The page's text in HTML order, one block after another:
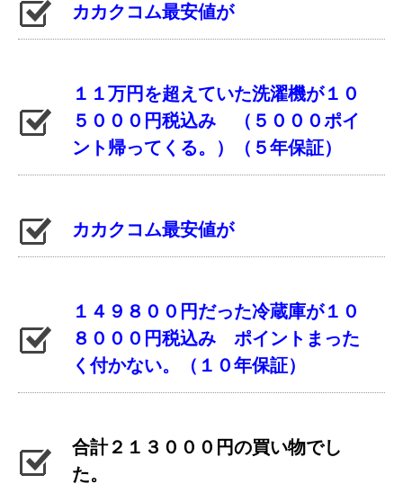
カカクコム最安値が
１１万円を超えていた洗濯機が１０
５０００円税込み （５０００ポイ
ント帰ってくる。）（５年保証）
カカクコム最安値が
１４９８００円だった冷蔵庫が１０
８０００円税込み ポイントまった
く付かない。（１０年保証）
合計２１３０００円の買い物でし
た。